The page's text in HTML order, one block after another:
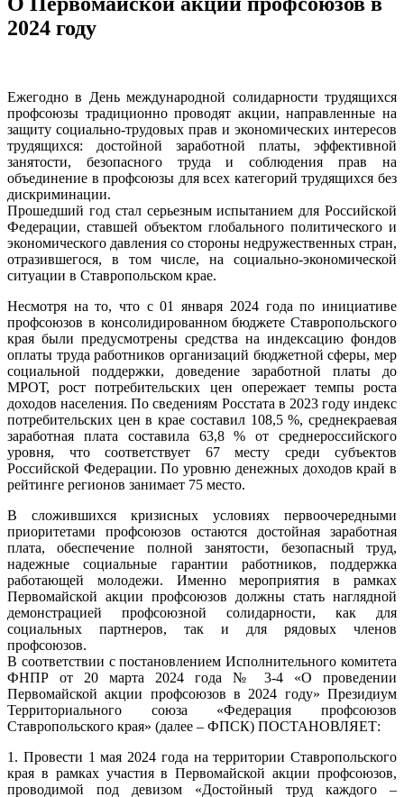
2024 году
Ежегодно в День международной солидарности трудящихся
профсоюзы традиционно проводят акции, направленные на
защиту социально-трудовых прав и экономических интересов
трудящихся: достойной заработной платы, эффективной
занятости, безопасного труда и соблюдения прав на
объединение в профсоюзы для всех категорий трудящихся без
дискриминации.
Прошедший год стал серьезным испытанием для Российской
Федерации, ставшей объектом глобального политического и
экономического давления со стороны недружественных стран,
отразившегося, в том числе, на социально-экономической
ситуации в Ставропольском крае.
Несмотря на то, что с 01 января 2024 года по инициативе
профсоюзов в консолидированном бюджете Ставропольского
края были предусмотрены средства на индексацию фондов
оплаты труда работников организаций бюджетной сферы, мер
социальной поддержки, доведение заработной платы до
МРОТ, рост потребительских цен опережает темпы роста
доходов населения. По сведениям Росстата в 2023 году индекс
потребительских цен в крае составил 108,5 %, среднекраевая
заработная плата составила 63,8 % от среднероссийского
уровня, что соответствует 67 месту среди субъектов
Российской Федерации. По уровню денежных доходов край в
рейтинге регионов занимает 75 место.
В сложившихся кризисных условиях первоочередными
приоритетами профсоюзов остаются достойная заработная
плата, обеспечение полной занятости, безопасный труд,
надежные социальные гарантии работников, поддержка
работающей молодежи. Именно мероприятия в рамках
Первомайской акции профсоюзов должны стать наглядной
демонстрацией профсоюзной солидарности, как для
социальных партнеров, так и для рядовых членов
профсоюзов.
В соответствии с постановлением Исполнительного комитета
ФНПР от 20 марта 2024 года № 3-4 «О проведении
Первомайской акции профсоюзов в 2024 году» Президиум
Территориального союза «Федерация профсоюзов
Ставропольского края» (далее – ФПСК) ПОСТАНОВЛЯЕТ:
1. Провести 1 мая 2024 года на территории Ставропольского
края в рамках участия в Первомайской акции профсоюзов,
проводимой под девизом «Достойный труд каждого –